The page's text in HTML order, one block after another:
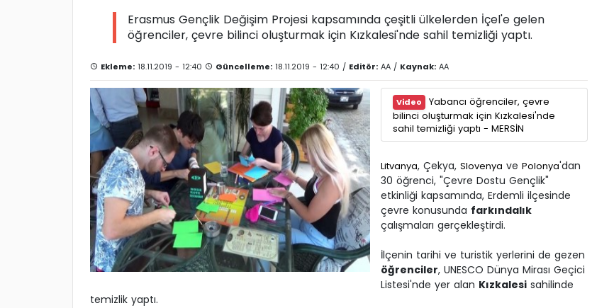
Erasmus Gençlik Değişim Projesi kapsamında çeşitli ülkelerden İçel'e gelen
öğrenciler, çevre bilinci oluşturmak için Kızkalesi'nde sahil temizliği yaptı.
Ekleme: 18.11.2019 - 12:40 Güncelleme: 18.11.2019 - 12:40 / Editör: AA / Kaynak: AA
Video
Yabancı öğrenciler, çevre
bilinci oluşturmak için Kızkalesi'nde
sahil temizliği yaptı - MERSİN
Litvanya, Çekya, Slovenya ve Polonya'dan
30 öğrenci, "Çevre Dostu Gençlik"
etkinliği kapsamında, Erdemli ilçesinde
çevre konusunda farkındalık
çalışmaları gerçekleştirdi.
İlçenin tarihi ve turistik yerlerini de gezen
öğrenciler, UNESCO Dünya Mirası Geçici
Listesi'nde yer alan Kızkalesi sahilinde
temizlik yaptı.